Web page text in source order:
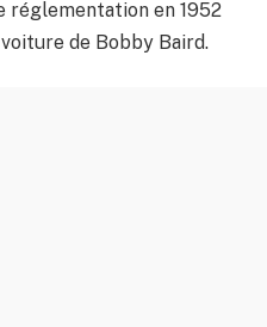
réglementation en 1952
de Bobby Baird.